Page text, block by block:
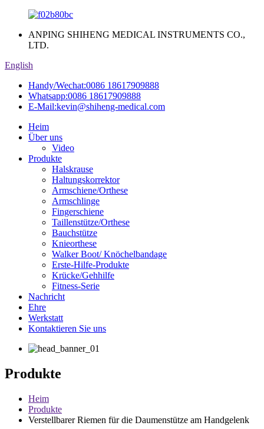
ANPING SHIHENG MEDICAL INSTRUMENTS CO.,
LTD.
English
Handy/Wechat:0086 18617909888
Whatsapp:0086 18617909888
E-Mail:kevin@shiheng-medical.com
Heim
Über uns
Video
Produkte
Halskrause
Haltungskorrektor
Armschiene/Orthese
Armschlinge
Fingerschiene
Taillenstütze/Orthese
Bauchstütze
Knieorthese
Walker Boot/ Knöchelbandage
Erste-Hilfe-Produkte
Krücke/Gehhilfe
Fitness-Serie
Nachricht
Ehre
Werkstatt
Kontaktieren Sie uns
Produkte
Heim
Produkte
Verstellbarer Riemen für die Daumenstütze am Handgelenk